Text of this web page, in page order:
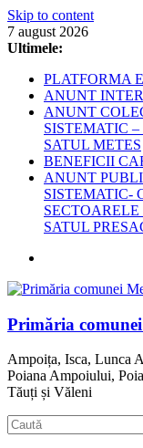
Skip to content
7 august 2026
Ultimele:
PLATFORMA
ANUNT
ANUNT
SISTEMATIC
SATUL METES
BENEFICII
ANUNT
SISTEMATIC-
SATUL
Primăria
Ampoița, Isca, Lunca
Poiana Ampoiului,
Tăuți și Văleni